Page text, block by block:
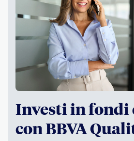
Investi in fondi
con BBVA